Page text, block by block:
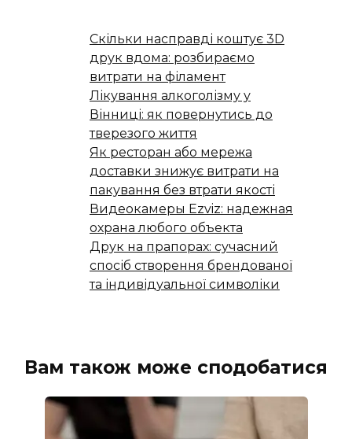
Скільки насправді коштує 3D
друк вдома: розбираємо
витрати на філамент
Лікування алкоголізму у
Вінниці: як повернутись до
тверезого життя
Як ресторан або мережа
доставки знижує витрати на
пакування без втрати якості
Видеокамеры Ezviz: надежная
охрана любого объекта
Друк на прапорах: сучасний
спосіб створення брендованої
та індивідуальної символіки
Вам також може сподобатися